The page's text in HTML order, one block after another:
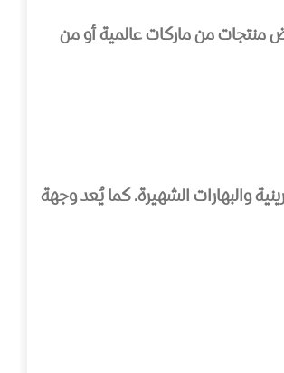
منتجات من ماركات عالمية أو من
والبهارات الشهيرة. كما يُعد وجهة